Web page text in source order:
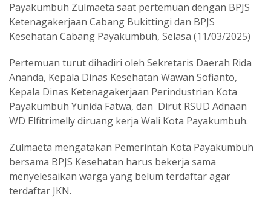
Payakumbuh Zulmaeta saat pertemuan dengan BPJS
Ketenagakerjaan Cabang Bukittingi dan BPJS
Kesehatan Cabang Payakumbuh, Selasa (11/03/2025)
Pertemuan turut dihadiri oleh Sekretaris Daerah Rida
Ananda, Kepala Dinas Kesehatan Wawan Sofianto,
Kepala Dinas Ketenagakerjaan Perindustrian Kota
Payakumbuh Yunida Fatwa, dan Dirut RSUD Adnaan
WD Elfitrimelly diruang kerja Wali Kota Payakumbuh.
Zulmaeta mengatakan Pemerintah Kota Payakumbuh
bersama BPJS Kesehatan harus bekerja sama
menyelesaikan warga yang belum terdaftar agar
terdaftar JKN.